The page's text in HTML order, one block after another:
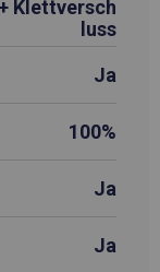
Klettversch
luss
Ja
100%
Ja
Ja